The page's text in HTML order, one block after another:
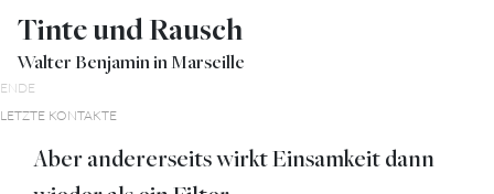
Tinte und Rausch
Walter Benjamin in Marseille
ENDE
LETZTE KONTAKTE
Aber andererseits wirkt Einsamkeit dann